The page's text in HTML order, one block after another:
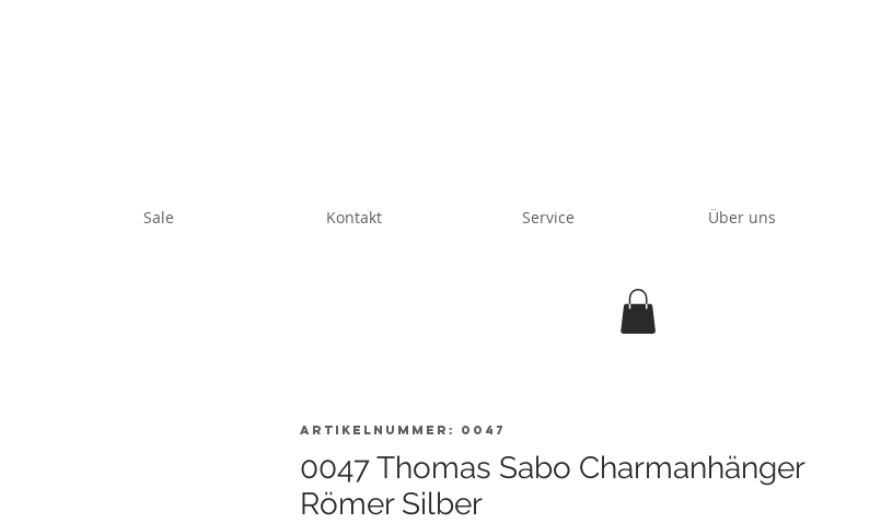
Sale Kontakt Service Über uns
Artikelnummer: 0047
0047 Thomas Sabo Charmanhänger
Römer Silber